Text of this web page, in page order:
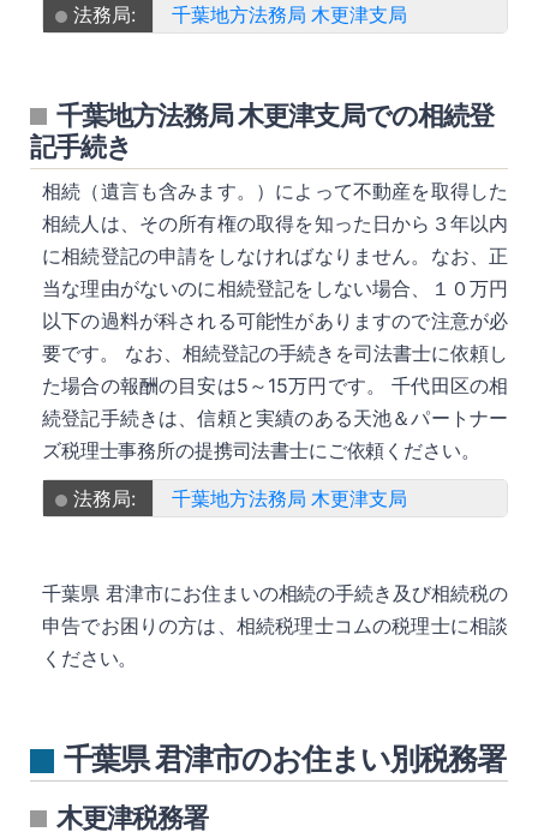
法務局:
千葉地方法務局 木更津支局
千葉地方法務局 木更津支局での相続登
記手続き
相続（遺言も含みます。）によって不動産を取得した
相続人は、その所有権の取得を知った日から３年以内
に相続登記の申請をしなければなりません。なお、正
当な理由がないのに相続登記をしない場合、１０万円
以下の過料が科される可能性がありますので注意が必
要です。 なお、相続登記の手続きを司法書士に依頼し
た場合の報酬の目安は5～15万円です。 千代田区の相
続登記手続きは、信頼と実績のある天池＆パートナー
ズ税理士事務所の提携司法書士にご依頼ください。
法務局:
千葉地方法務局 木更津支局
千葉県 君津市にお住まいの相続の手続き及び相続税の
申告でお困りの方は、相続税理士コムの税理士に相談
ください。
千葉県 君津市のお住まい別税務署
木更津税務署